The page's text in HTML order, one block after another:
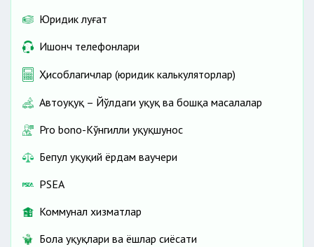
Юридик луғат
Ишонч телефонлари
Ҳисоблагичлар (юридик калькуляторлар)
Автоҳуқуқ – Йўлдаги ҳуқуқ ва бошқа масалалар
Pro bono-Кўнгилли ҳуқуқшунос
Бепул ҳуқуқий ёрдам ваучери
PSEA
Коммунал хизматлар
Бола ҳуқуқлари ва ёшлар сиёсати